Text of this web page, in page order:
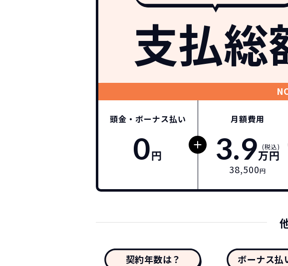
支払総
頭金・ボーナス払い
0円
月額費用
3.9万円
(税込)
38,500円
契約年数は？ ボーナス払